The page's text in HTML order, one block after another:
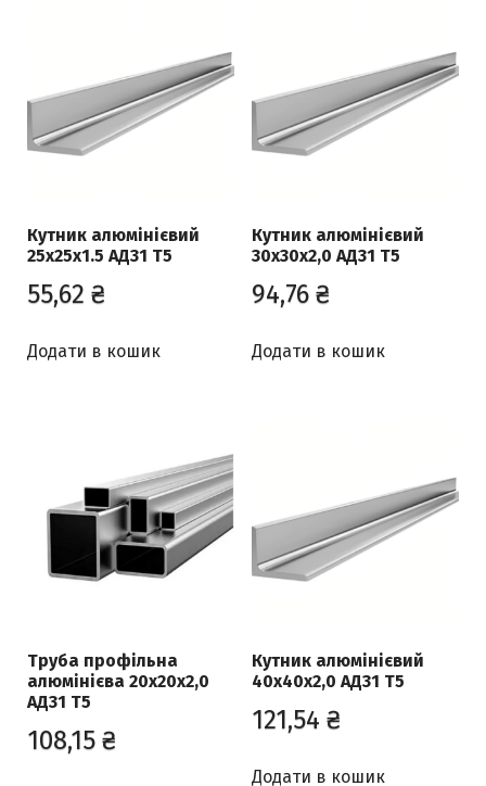
b
y
:
h
Кутник алюмінієвий
25x25x1.5 АД31 Т5
55,62 ₴
Додати в кошик
Кутник алюмінієвий
30х30х2,0 АД31 Т5
94,76 ₴
Додати в кошик
Труба профільна
алюмінієва 20х20х2,0
АД31 Т5
108,15 ₴
Кутник алюмінієвий
40х40х2,0 АД31 Т5
121,54 ₴
Додати в кошик